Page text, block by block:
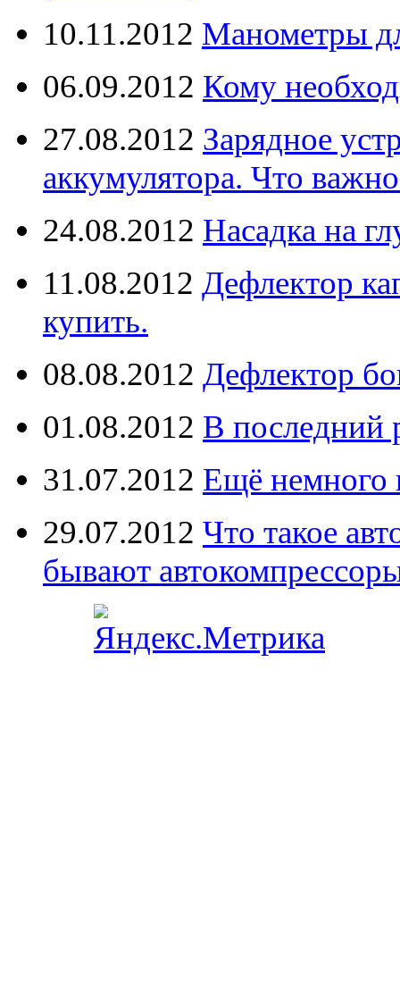
10.11.2012 Манометры
06.09.2012 Кому
27.08.2012 Зарядное
аккумулятора. Что
24.08.2012 Насадка на
11.08.2012 Дефлектор
купить.
08.08.2012 Дефлектор
01.08.2012 В последний
31.07.2012 Ещё немного
29.07.2012 Что такое
бывают